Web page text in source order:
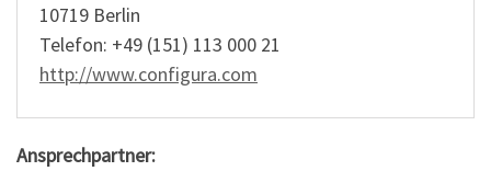
10719 Berlin
Telefon: +49 (151) 113 000 21
http://www.configura.com
Ansprechpartner: